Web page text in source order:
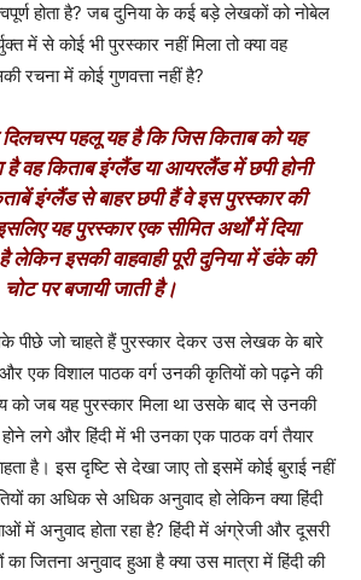
होता है? जब दुनिया के कई बड़े लेखकों को नोबेल
में से कोई भी पुरस्कार नहीं मिला तो क्या वह
रचना में कोई गुणवत्ता नहीं है?
पहलू यह है कि जिस किताब को यह
है वह किताब इंग्लैंड या आयरलैंड में छपी होनी
इंग्लैंड से बाहर छपी हैं वे इस पुरस्कार की
यह पुरस्कार एक सीमित अर्थों में दिया
लेकिन इसकी वाहवाही पूरी दुनिया में डंके की
चोट पर बजायी जाती है।
पीछे जो चाहते हैं पुरस्कार देकर उस लेखक के बारे
एक विशाल पाठक वर्ग उनकी कृतियों को पढ़ने की
को जब यह पुरस्कार मिला था उसके बाद से उनकी
लगे और हिंदी में भी उनका एक पाठक वर्ग तैयार
है। इस दृष्टि से देखा जाए तो इसमें कोई बुराई नहीं
का अधिक से अधिक अनुवाद हो लेकिन क्या हिंदी
में अनुवाद होता रहा है? हिंदी में अंग्रेजी और दूसरी
का जितना अनुवाद हुआ है क्या उस मात्रा में हिंदी की